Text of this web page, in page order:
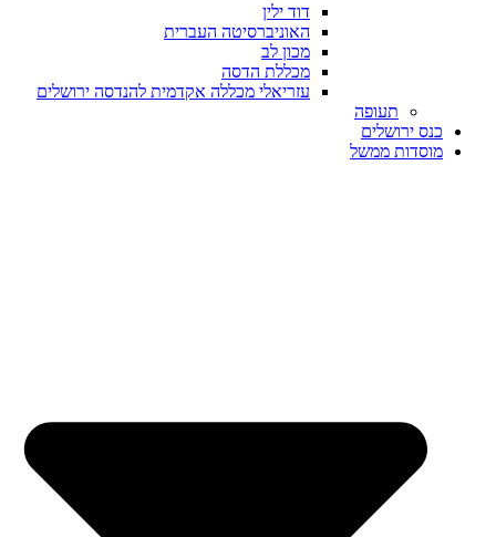
דוד ילין
האוניברסיטה העברית
מכון לב
מכללת הדסה
עזריאלי מכללה אקדמית להנדסה ירושלים
תעופה
כנס ירושלים
מוסדות ממשל